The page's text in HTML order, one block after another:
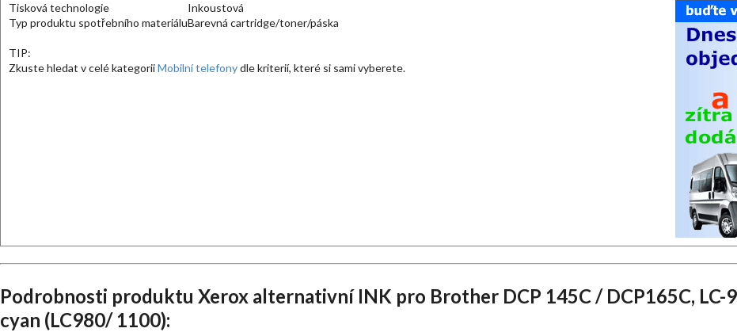
Tisková technologie
Inkoustová
Typ produktu spotřebního materiáluBarevná cartridge/toner/páska
TIP:
Zkuste hledat v celé kategoriiMobilní telefonydle kriterií, které si sami vyberete.
Podrobnosti produktu Xerox alternativní INK pro Brother DCP 145C / DCP165C, LC-
cyan (LC980/ 1100):